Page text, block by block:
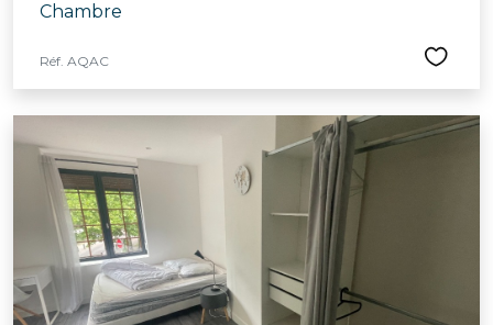
Chambre
Réf. AQAC